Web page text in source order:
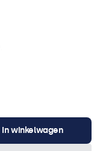
In winkelwagen